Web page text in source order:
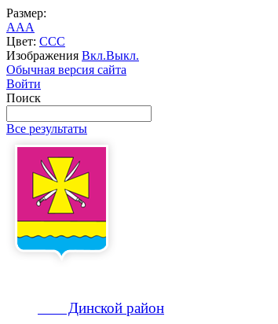
Размер:
AAA
Цвет: CCC
Изображения Вкл.Выкл.
Обычная версия сайта
Войти
Поиск
Все результаты
Динской район